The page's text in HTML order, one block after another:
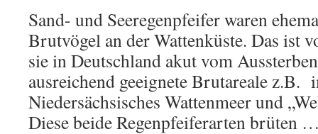
Sand- und Seeregenpfeifer waren
Brutvögel an der Wattenküste. Das ist
sie in Deutschland akut vom
ausreichend geeignete Brutareale z.B.
Niedersächsisches Wattenmeer und
Diese beide Regenpfeiferarten brüten